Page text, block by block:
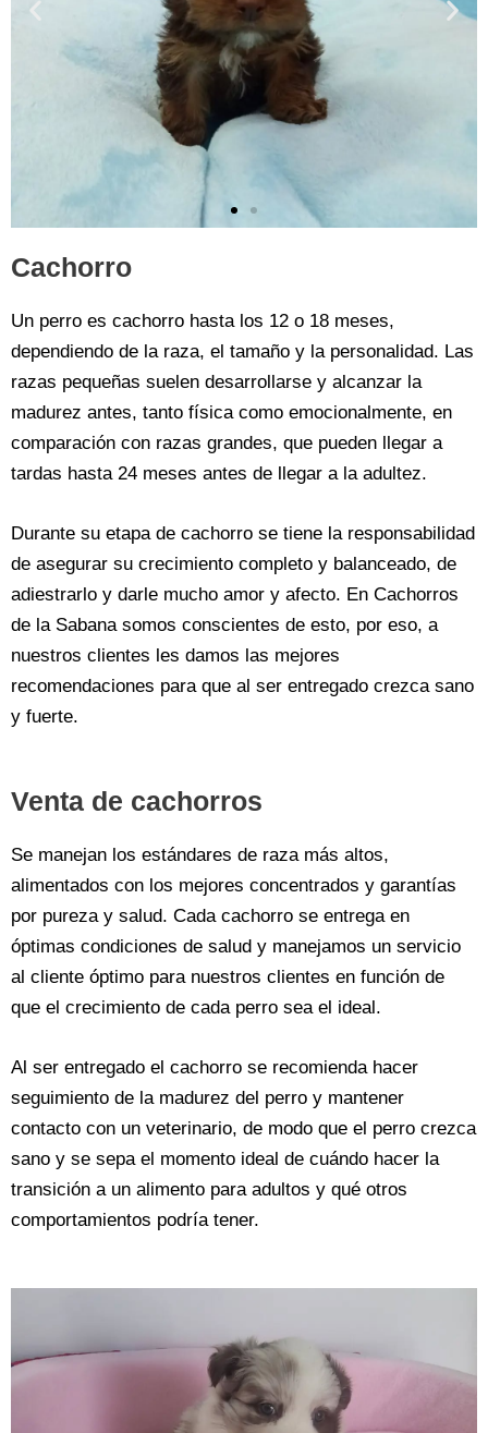
Cachorro
Un perro es cachorro hasta los 12 o 18 meses,
dependiendo de la raza, el tamaño y la personalidad. Las
razas pequeñas suelen desarrollarse y alcanzar la
madurez antes, tanto física como emocionalmente, en
comparación con razas grandes, que pueden llegar a
tardas hasta 24 meses antes de llegar a la adultez.
Durante su etapa de cachorro se tiene la responsabilidad
de asegurar su crecimiento completo y balanceado, de
adiestrarlo y darle mucho amor y afecto. En Cachorros
de la Sabana somos conscientes de esto, por eso, a
nuestros clientes les damos las mejores
recomendaciones para que al ser entregado crezca sano
y fuerte.
Venta de cachorros
Se manejan los estándares de raza más altos,
alimentados con los mejores concentrados y garantías
por pureza y salud. Cada cachorro se entrega en
óptimas condiciones de salud y manejamos un servicio
al cliente óptimo para nuestros clientes en función de
que el crecimiento de cada perro sea el ideal.
Al ser entregado el cachorro se recomienda hacer
seguimiento de la madurez del perro y mantener
contacto con un veterinario, de modo que el perro crezca
sano y se sepa el momento ideal de cuándo hacer la
transición a un alimento para adultos y qué otros
comportamientos podría tener.